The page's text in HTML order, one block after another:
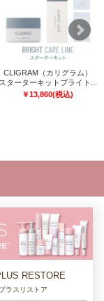
CLIGRAM（カリグラム）
スターターキットブライト...
￥13,860(税込)
RESTORE
プラスリストア